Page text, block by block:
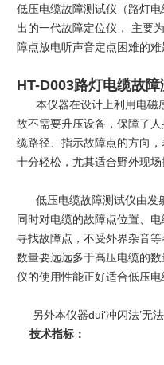
低压电缆故障测试仪（路灯
出的一代故障定位仪， 主要
障点放电听声音定点困难的
HT-D003路灯电缆故障
本仪器在设计上利用电磁
故不需要升压设备，保障了
缆路径、指示故障点的方向
十分轻松，尤其适合野外现
低压电缆故障测试仪由发
同时对电缆的故障点位置、
寻找故障点，不受外界杂音
数量要远远多于高压电缆的
仪的使用性能正好适合低压
另外本仪器dui‘冲闪法’无
技术指标：